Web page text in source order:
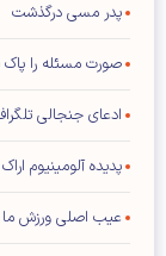
پدر مسی درگذشت
صورت مسئله را پاک
ادعای جنجالی
پدیده آلومینیوم
عیب اصلی ورزش